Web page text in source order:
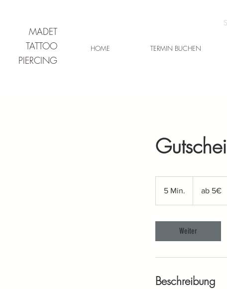
MADET
TATTOO
PIERCING
HOME TERMIN BUCHEN
5 Min.
n
ab 5€
Weiter
Beschreibung